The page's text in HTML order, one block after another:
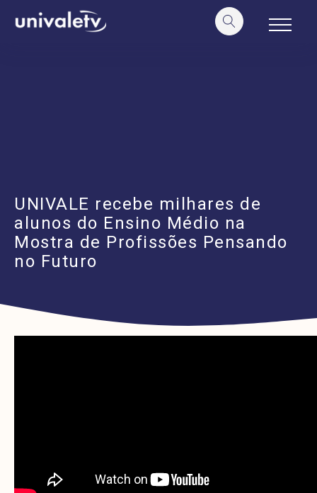
conteúdo
UNIVALE recebe milhares de
alunos do Ensino Médio na
Mostra de Profissões Pensando
no Futuro